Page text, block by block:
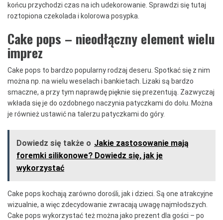
końcu przychodzi czas na ich udekorowanie. Sprawdzi się tutaj
roztopiona czekolada i kolorowa posypka.
Cake pops – nieodłączny element wielu
imprez
Cake pops to bardzo popularny rodzaj deseru. Spotkać się z nim
można np. na wielu weselach i bankietach. Lizaki są bardzo
smaczne, a przy tym naprawdę pięknie się prezentują. Zazwyczaj
wkłada się je do ozdobnego naczynia patyczkami do dołu. Można
je również ustawić na talerzu patyczkami do góry.
Dowiedz się także o Jakie zastosowanie mają
foremki silikonowe? Dowiedz się, jak je
wykorzystać
Cake pops kochają zarówno dorośli, jak i dzieci. Są one atrakcyjne
wizualnie, a więc zdecydowanie zwracają uwagę najmłodszych.
Cake pops wykorzystać też można jako prezent dla gości – po